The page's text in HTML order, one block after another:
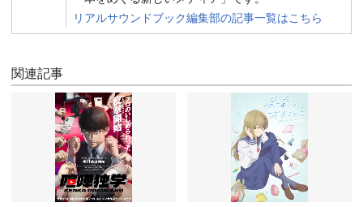
リアルサウンドブック編集部の記事一覧はこちら
関連記事